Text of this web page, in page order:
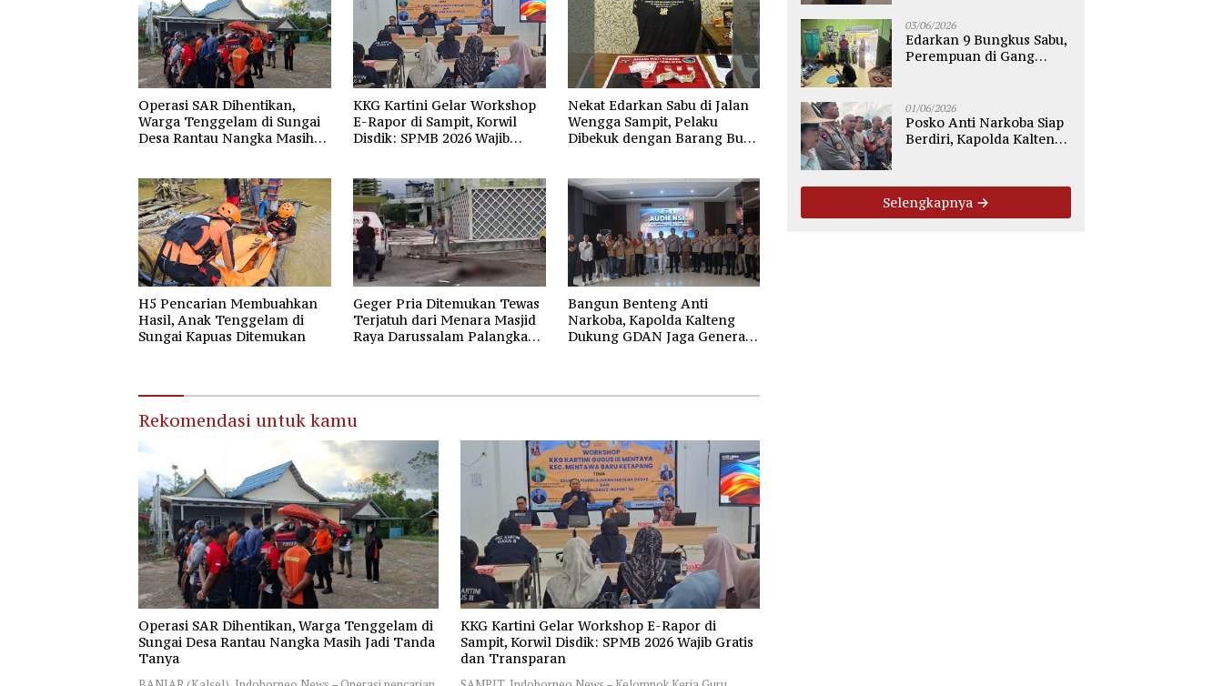
Operasi SAR Dihentikan,
Warga Tenggelam di Sungai
Desa Rantau Nangka Masih
KKG Kartini Gelar Workshop
E-Rapor di Sampit, Korwil
Disdik: SPMB 2026 Wajib
Nekat Edarkan Sabu di Jalan
Wengga Sampit, Pelaku
Dibekuk dengan Barang Bukti
H5 Pencarian Membuahkan
Hasil, Anak Tenggelam di
Sungai Kapuas Ditemukan
Geger Pria Ditemukan Tewas
Terjatuh dari Menara Masjid
Raya Darussalam Palangka
Bangun Benteng Anti
Narkoba, Kapolda Kalteng
Dukung GDAN Jaga Generasi
Rekomendasi untuk kamu
Operasi SAR Dihentikan, Warga Tenggelam di
Sungai Desa Rantau Nangka Masih Jadi Tanda
Tanya
KKG Kartini Gelar Workshop E-Rapor di
Sampit, Korwil Disdik: SPMB 2026 Wajib Gratis
dan Transparan
03/06/2026
Edarkan 9 Bungkus Sabu,
Perempuan di Gang
01/06/2026
Posko Anti Narkoba Siap
Berdiri, Kapolda Kalteng:
Palangka Raya
Selengkapnya